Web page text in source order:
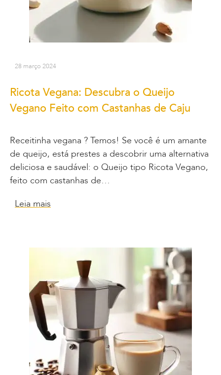
28 março 2024
Ricota Vegana: Descubra o Queijo
Vegano Feito com Castanhas de Caju
Receitinha vegana ? Temos! Se você é um amante
de queijo, está prestes a descobrir uma alternativa
deliciosa e saudável: o Queijo tipo Ricota Vegano,
feito com castanhas de…
Leia mais